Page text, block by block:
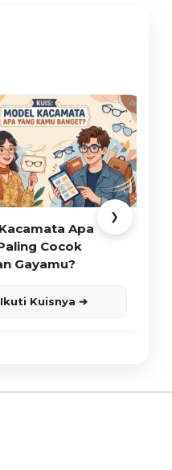
Apa
Cocok
Gayamu?
Ikuti Kuisnya ➔
❯